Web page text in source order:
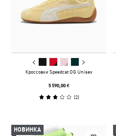
Кроссовки Speedcat OG Unisex
5 590,00 ₴
(2)
НОВИНКА